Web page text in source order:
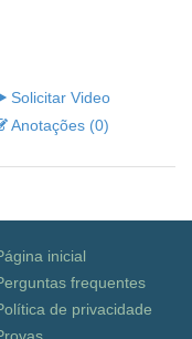
Solicitar Video
Anotações (0)
inicial
frequentes
de privacidade